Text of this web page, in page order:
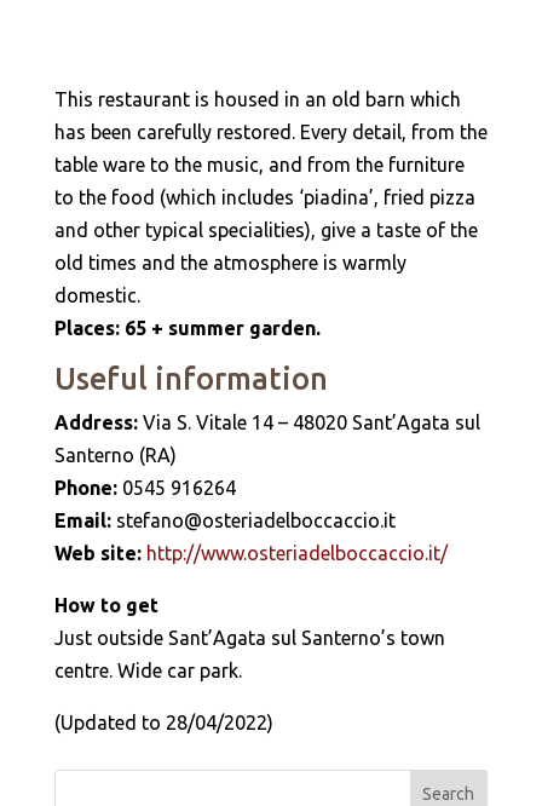
This restaurant is housed in an old barn which
has been carefully restored. Every detail, from the
table ware to the music, and from the furniture
to the food (which includes ‘piadina’, fried pizza
and other typical specialities), give a taste of the
old times and the atmosphere is warmly
domestic.
Places: 65 + summer garden.
Useful information
Address: Via S. Vitale 14 – 48020 Sant’Agata sul
Santerno (RA)
Phone: 0545 916264
Email: stefano@osteriadelboccaccio.it
Web site: http://www.osteriadelboccaccio.it/
How to get
Just outside Sant’Agata sul Santerno’s town
centre. Wide car park.
(Updated to 28/04/2022)